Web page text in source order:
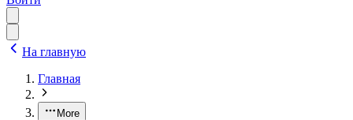
На главную
Главная
More